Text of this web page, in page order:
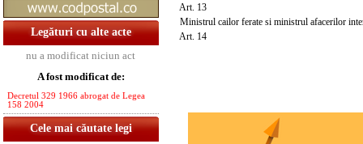
Legături cu alte acte
nu a modificat niciun act
A fost modificat de:
Decretul 329 1966 abrogat de Legea
158 2004
Cele mai căutate legi
Art. 13
Ministrul cailor ferate si ministrul afacerilor
Art. 14